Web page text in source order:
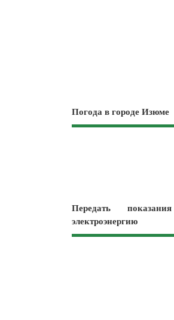
Погода в городе Изюме
Передать
электроэнергию